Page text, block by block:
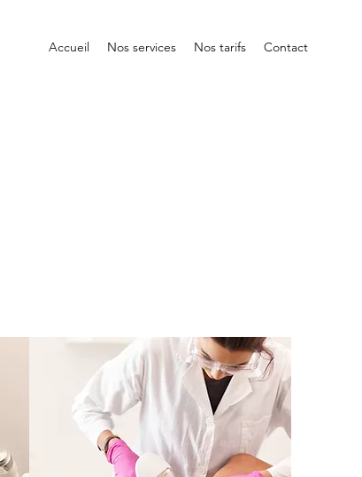
Accueil Nos services Nos tarifs Contact